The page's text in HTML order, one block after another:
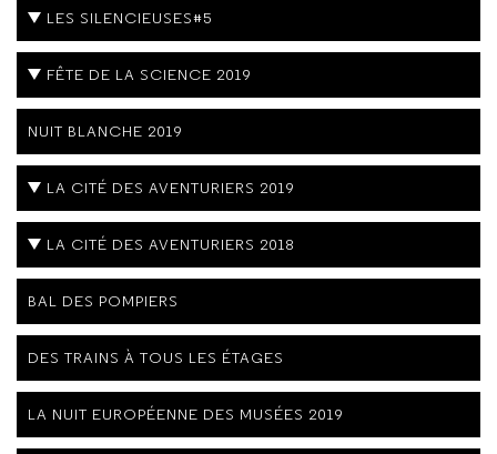
LES SILENCIEUSES#5
FÊTE DE LA SCIENCE 2019
NUIT BLANCHE 2019
LA CITÉ DES AVENTURIERS 2019
LA CITÉ DES AVENTURIERS 2018
BAL DES POMPIERS
DES TRAINS À TOUS LES ÉTAGES
LA NUIT EUROPÉENNE DES MUSÉES 2019